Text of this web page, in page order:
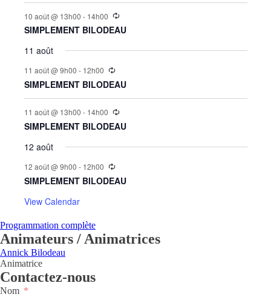
10 août @ 13h00 - 14h00
SIMPLEMENT BILODEAU
11 août
11 août @ 9h00 - 12h00
SIMPLEMENT BILODEAU
11 août @ 13h00 - 14h00
SIMPLEMENT BILODEAU
12 août
12 août @ 9h00 - 12h00
SIMPLEMENT BILODEAU
View Calendar
Programmation complète
Animateurs / Animatrices
Annick Bilodeau
Animatrice
Contactez-nous
Nom